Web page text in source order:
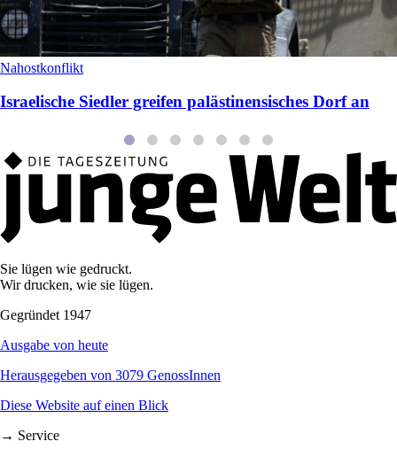
Nahostkonflikt
Israelische Siedler greifen palästinensisches Dorf an
Sie lügen wie gedruckt.
Wir drucken, wie sie lügen.
Gegründet 1947
Ausgabe von heute
Herausgegeben von 3079 GenossInnen
Diese Website auf einen Blick
→ Service